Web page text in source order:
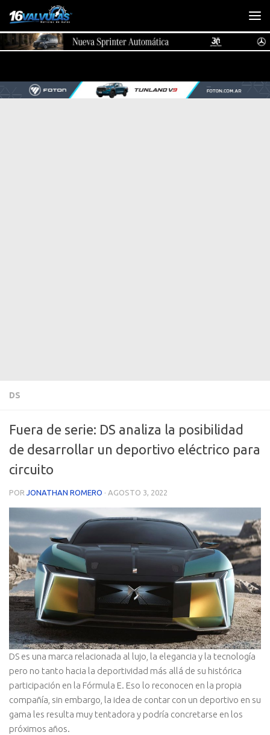
Saltar al contenido
DS
Fuera de serie: DS analiza la posibilidad
de desarrollar un deportivo eléctrico para
circuito
POR JONATHAN ROMERO · AGOSTO 3, 2022
DS es una marca relacionada al lujo, la elegancia y la tecnología
pero no tanto hacia la deportividad más allá de su histórica
participación en la Fórmula E. Eso lo reconocen en la propia
compañía, sin embargo, la idea de contar con un deportivo en su
gama les resulta muy tentadora y podría concretarse en los
próximos años.